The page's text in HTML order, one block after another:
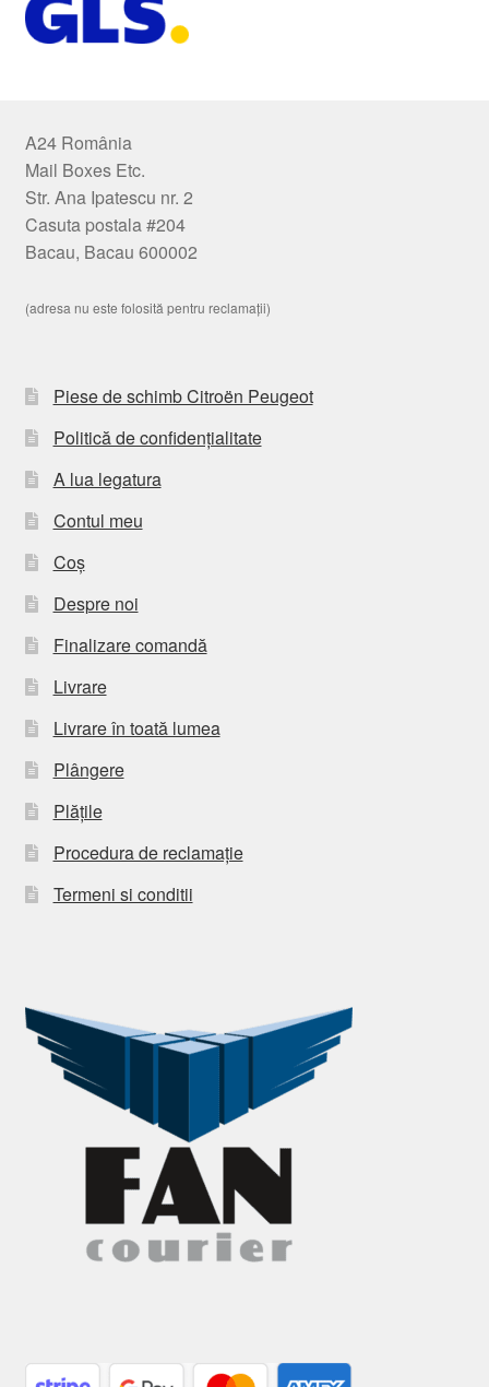
A24 România
Mail Boxes Etc.
Str. Ana Ipatescu nr. 2
Casuta postala #204
Bacau, Bacau 600002
(adresa nu este folosită pentru reclamații)
Piese de schimb Citroën Peugeot
Politică de confidențialitate
A lua legatura
Contul meu
Coș
Despre noi
Finalizare comandă
Livrare
Livrare în toată lumea
Plângere
Plățile
Procedura de reclamație
Termeni si conditii